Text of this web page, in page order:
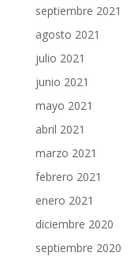
septiembre 2021
agosto 2021
julio 2021
junio 2021
mayo 2021
abril 2021
marzo 2021
febrero 2021
enero 2021
diciembre 2020
septiembre 2020